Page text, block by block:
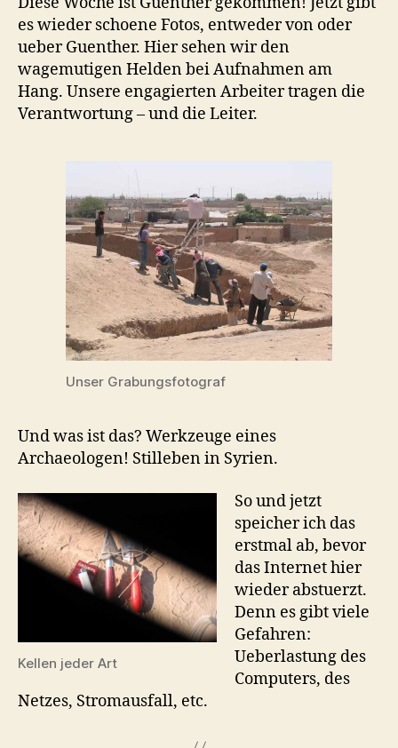
es wieder schoene Fotos, entweder von oder
ueber Guenther. Hier sehen wir den
wagemutigen Helden bei Aufnahmen am
Hang. Unsere engagierten Arbeiter tragen die
Verantwortung – und die Leiter.
Unser Grabungsfotograf
Und was ist das? Werkzeuge eines
Archaeologen! Stilleben in Syrien.
Kellen jeder Art
So und jetzt
speicher ich das
erstmal ab, bevor
das Internet hier
wieder abstuerzt.
Denn es gibt viele
Gefahren:
Ueberlastung des
Computers, des
Netzes, Stromausfall, etc.